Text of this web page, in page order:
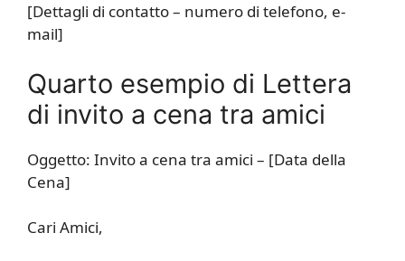
[Dettagli di contatto – numero di telefono, e-
mail]
Quarto esempio di Lettera
di invito a cena tra amici
Oggetto: Invito a cena tra amici – [Data della
Cena]
Cari Amici,